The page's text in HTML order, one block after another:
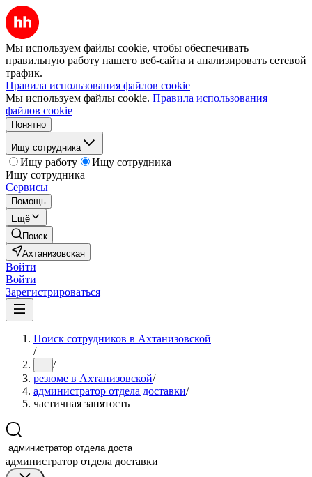
Мы используем файлы cookie, чтобы обеспечивать
правильную работу нашего веб-сайта и анализировать сетевой
трафик.
Правила использования файлов cookie
Мы используем файлы cookie. Правила использования
файлов cookie
Понятно
Ищу сотрудника
Ищу работу
Ищу сотрудника
Ищу сотрудника
Сервисы
Помощь
Ещё
Поиск
Ахтанизовская
Войти
Войти
Зарегистрироваться
Поиск сотрудников в Ахтанизовской
/
... /
резюме в Ахтанизовской/
администратор отдела доставки/
частичная занятость
администратор отдела доставки